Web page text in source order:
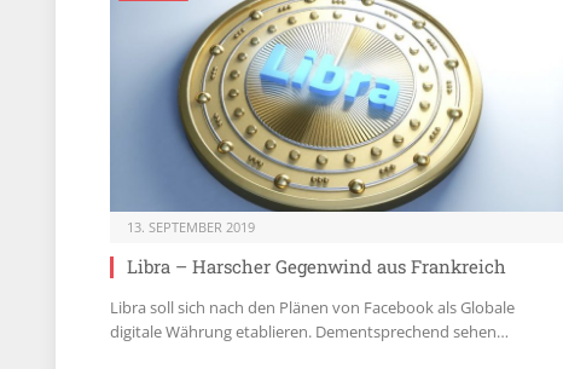
13. SEPTEMBER 2019
Libra – Harscher Gegenwind aus Frankreich
Libra soll sich nach den Plänen von Facebook als Globale
digitale Währung etablieren. Dementsprechend sehen…